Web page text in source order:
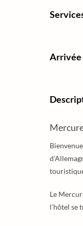
Arrivée
Le
l’hôtel se